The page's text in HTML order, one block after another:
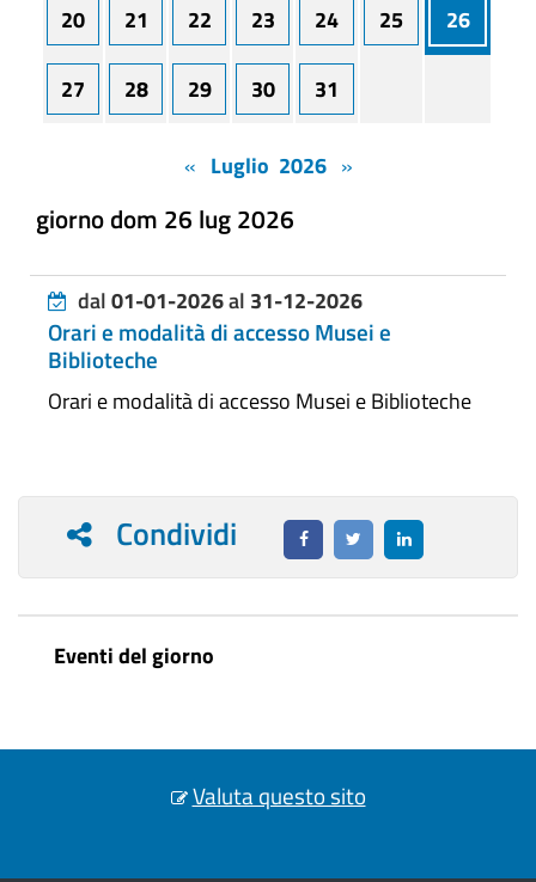
20 21 22 23 24 25 26
27 28 29 30 31
« Luglio 2026 »
giorno dom 26 lug 2026
dal01-01-2026al 31-12-2026
Orari e modalità di accesso Musei e
Biblioteche
Orari e modalità di accesso Musei e Biblioteche
Condividi
Eventi del giorno
Valuta questo sito